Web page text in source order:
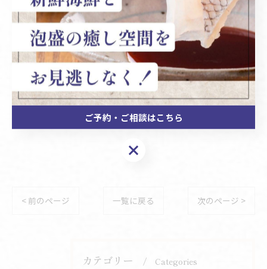
@ryuukyuu1215
気になった投稿はフォロー＆保存して、
いつでもチェック！✨️#熊本グルメ#菊陽グルメ#光の森
グルメ#熊本居酒屋#海鮮居酒屋#熊本海鮮#グルメ好きと
繋がりたい#お酒好きと繋がりたい＃アットホーム居酒
屋#居酒屋好きと繋がりたい
< 前のページ 一覧に戻る 次のページ >
カテゴリー Categories
ご予約・ご相談はこちら
ご予約・ご相談はこちら